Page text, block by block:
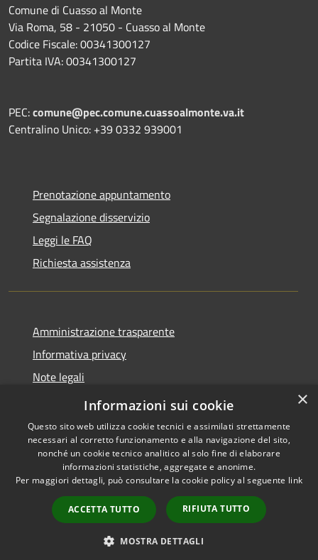
Comune di Cuasso al Monte
Via Roma, 58 - 21050 - Cuasso al Monte
Codice Fiscale: 00341300127
Partita IVA: 00341300127
PEC:comune@pec.comune.cuassoalmonte.va.it
Centralino Unico: +39 0332 939001
Prenotazione appuntamento
Segnalazione disservizio
Leggi le FAQ
Richiesta assistenza
Amministrazione trasparente
Informativa privacy
Note legali
Dichiarazione di accessibilità
Accessibilità
Copyright © 2026 • Comune di
Cuasso al Monte • Powered by
Municipium•
Accesso
redazione
×
Informazioni sui cookie
Questo sito web utilizza cookie tecnici e assimilati strettamente
necessari al corretto funzionamento e alla navigazione del sito,
nonché un cookie tecnico analitico al solo fine di elaborare
informazioni statistiche, aggregate e anonime.
Per maggiori dettagli, può consultare la cookie policy al seguente link
ACCETTA TUTTO RIFIUTA TUTTO
MOSTRA DETTAGLI